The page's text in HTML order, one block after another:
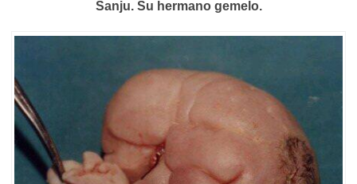
Sanju. Su hermano gemelo.